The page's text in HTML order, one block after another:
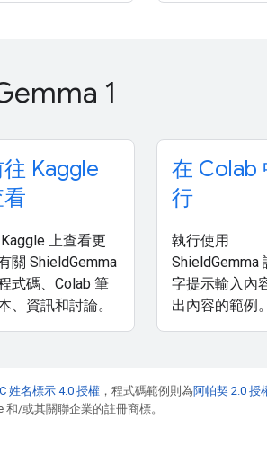
1
Kaggle
上查看更
關 ShieldGemma
式碼、Colab 筆
、資訊和討論。
在 Colab
行
執行使用
ShieldGemma
字提示輸入內
出內容的範例。
姓名標示 4.0 授權 ，程式碼範例則為阿帕契 2.0 授
和/或其關聯企業的註冊商標。